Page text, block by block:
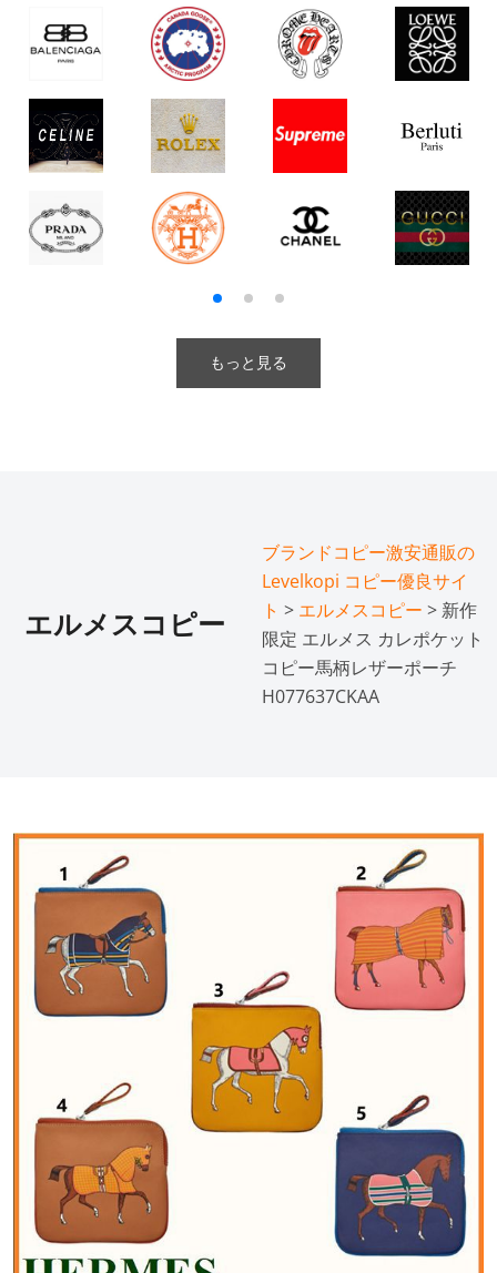
もっと見る
エルメスコピー
ブランドコピー激安通販の
Levelkopi コピー優良サイ
ト > エルメスコピー > 新作
限定 エルメス カレポケット
コピー馬柄レザーポーチ
H077637CKAA